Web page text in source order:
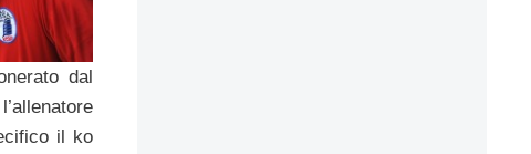
dal
il ko